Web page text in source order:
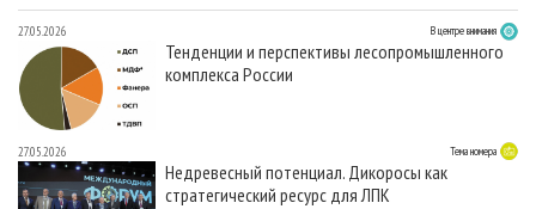
27.05.2026 В центре внимания
Тенденции и перспективы лесопромышленного
комплекса России
27.05.2026 Тема номера
Недревесный потенциал. Дикоросы как
стратегический ресурс для ЛПК